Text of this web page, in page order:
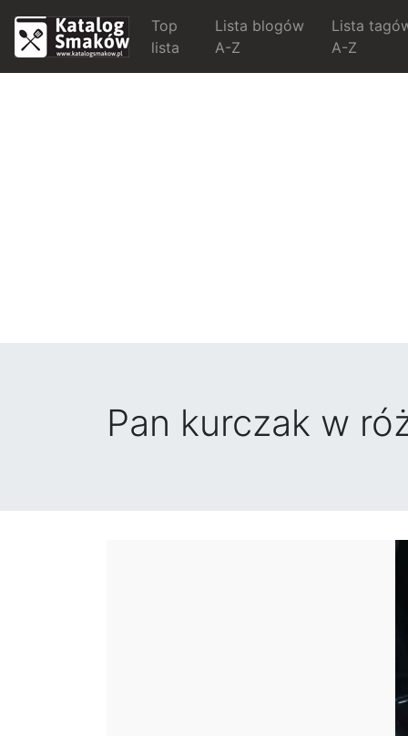
Top
lista
Lista blogów
A-Z
Lista
A-Z
Pan kurczak w